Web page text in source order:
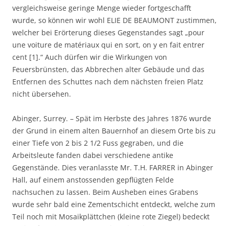
vergleichsweise geringe Menge wieder fortgeschafft
wurde, so können wir wohl ELIE DE BEAUMONT zustimmen,
welcher bei Erörterung dieses Gegenstandes sagt „pour
une voiture de matériaux qui en sort, on y en fait entrer
cent [1].“ Auch dürfen wir die Wirkungen von
Feuersbrünsten, das Abbrechen alter Gebäude und das
Entfernen des Schuttes nach dem nächsten freien Platz
nicht übersehen.
Abinger, Surrey. – Spät im Herbste des Jahres 1876 wurde
der Grund in einem alten Bauernhof an diesem Orte bis zu
einer Tiefe von 2 bis 2 1/2 Fuss gegraben, und die
Arbeitsleute fanden dabei verschiedene antike
Gegenstände. Dies veranlasste Mr. T.H. FARRER in Abinger
Hall, auf einem anstossenden gepflügten Felde
nachsuchen zu lassen. Beim Ausheben eines Grabens
wurde sehr bald eine Zementschicht entdeckt, welche zum
Teil noch mit Mosaikplättchen (kleine rote Ziegel) bedeckt